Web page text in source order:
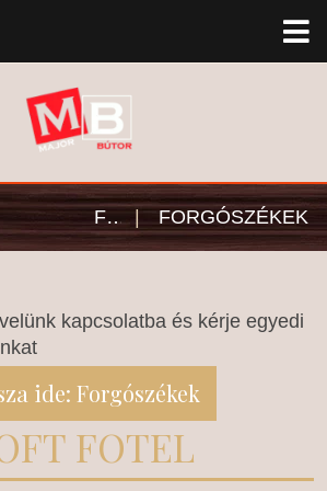
FŐOLDAL | FORGÓSZÉKEK
kapcsolatba és kérje egyedi
ide: Forgószékek
FOTEL